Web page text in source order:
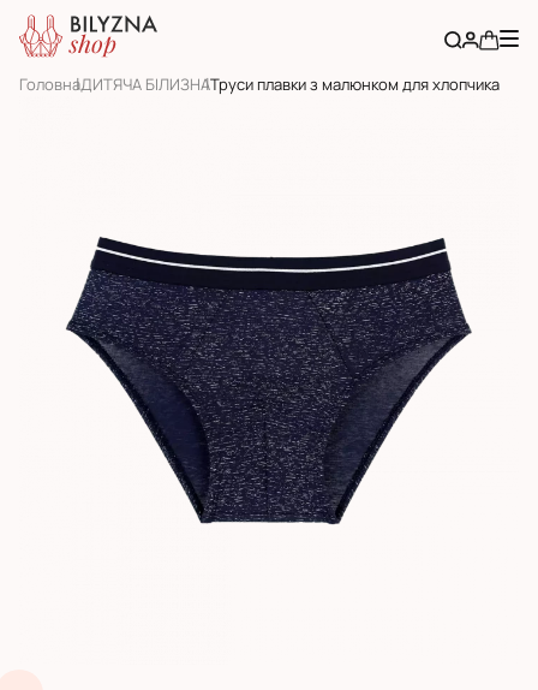
ГоловнаДИТЯЧА БІЛИЗНАТруси плавки з малюнком для хлопчика